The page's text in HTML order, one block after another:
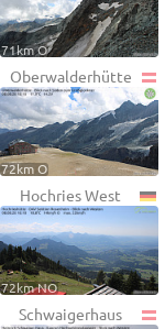
71km O
Oberwalderhütte
72km O
Hochries West
72km NO
Schwaigerhaus